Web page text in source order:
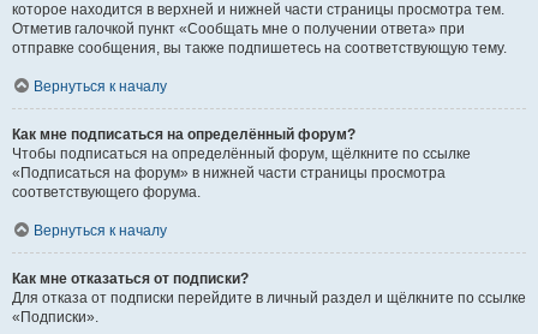
которое находится в верхней и нижней части страницы просмотра тем.
Отметив галочкой пункт «Сообщать мне о получении ответа» при
отправке сообщения, вы также подпишетесь на соответствующую тему.
Вернуться к началу
Как мне подписаться на определённый форум?
Чтобы подписаться на определённый форум, щёлкните по ссылке
«Подписаться на форум» в нижней части страницы просмотра
соответствующего форума.
Вернуться к началу
Как мне отказаться от подписки?
Для отказа от подписки перейдите в личный раздел и щёлкните по ссылке
«Подписки».